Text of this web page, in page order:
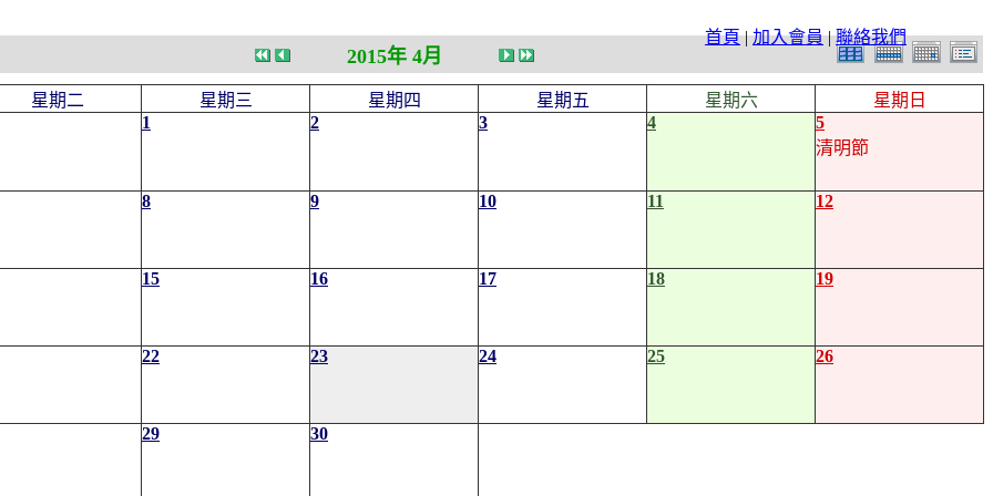
首頁|加入會員|聯絡我們
2015年 4月
星期二 星期三 星期四 星期五 星期六
星期日
1
2 3 4
5
清明節
8 9 10 11 12
15 16 17 18 19
22 23 24 25 26
29 30